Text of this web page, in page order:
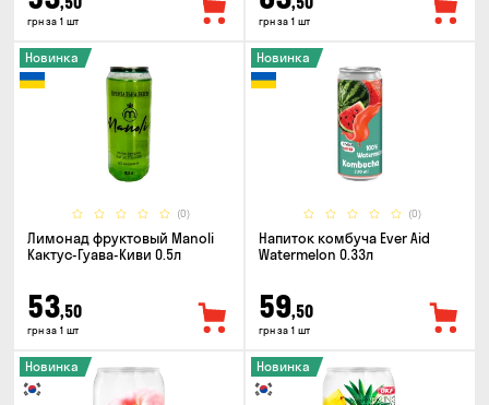
грн за 1 шт грн за 1 шт
(0)
Новинка
Лимонад фруктовый Manoli
Кактус-Гуава-Киви 0.5л
53,50
грн за 1 шт
(0)
Новинка
Напиток комбуча Ever Aid
Watermelon 0.33л
59,50
грн за 1 шт
Новинка Новинка